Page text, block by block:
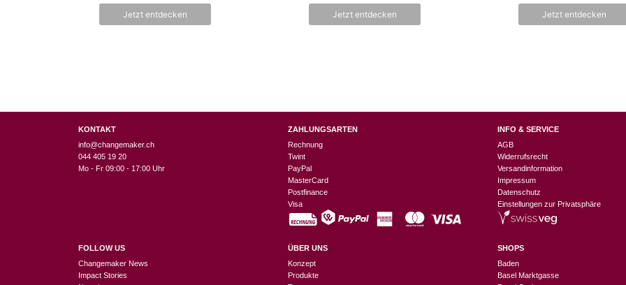
5
Jetzt entdecken Jetzt entdecken
5
Jetzt entdecken
KONTAKT
info@changemaker.ch
044 405 19 20
Mo - Fr 09:00 - 17:00 Uhr
FOLLOW US
Changemaker News
Impact Stories
ZAHLUNGSARTEN
Rechnung
Twint
PayPal
MasterCard
Postfinance
Visa
ÜBER UNS
Konzept
Produkte
INFO & SERVICE
AGB
Widerrufsrecht
Versandinformation
Impressum
Datenschutz
Einstellungen zur Privatsphäre
SHOPS
Baden
Basel Marktgasse